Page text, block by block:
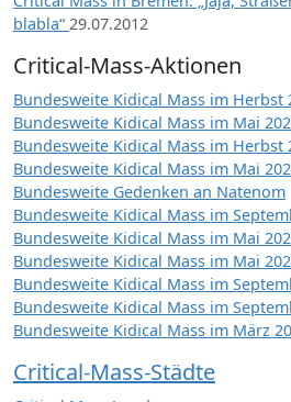
blabla“ 29.07.2012
Critical-Mass-Aktionen
Bundesweite Kidical Mass im Herbst
Bundesweite Kidical Mass im Mai
Bundesweite Kidical Mass im Herbst
Bundesweite Kidical Mass im Mai
Bundesweite Gedenken an Natenom
Bundesweite Kidical Mass im
Bundesweite Kidical Mass im Mai
Bundesweite Kidical Mass im Mai
Bundesweite Kidical Mass im
Bundesweite Kidical Mass im
Bundesweite Kidical Mass im März
Critical-Mass-Städte